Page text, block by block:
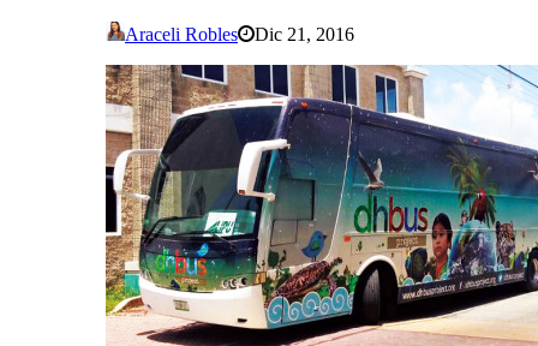
Araceli Robles Dic 21, 2016